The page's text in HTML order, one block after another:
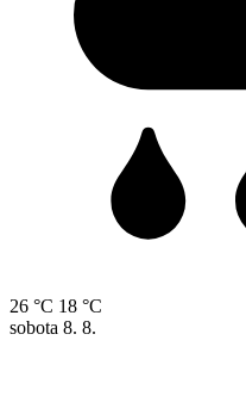
26 °C 18 °C
sobota 8. 8.